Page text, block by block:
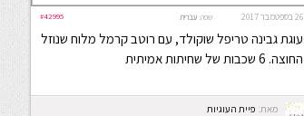
26 בספטמבר 2017 #42995 שפה: עברית
עוגת גבינה טריפל שוקולד, עם רוטב קרמל מלוח שנוזל
החוצה. 6 שכבות של שחיתות אמיתית
מאת: פיית העוגיות